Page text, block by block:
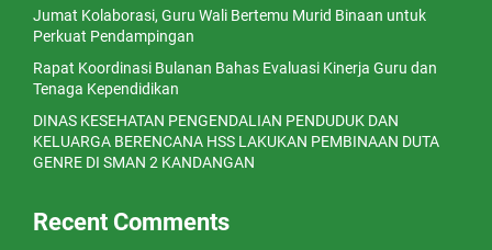
Jumat Kolaborasi, Guru Wali Bertemu Murid Binaan untuk
Perkuat Pendampingan
Rapat Koordinasi Bulanan Bahas Evaluasi Kinerja Guru dan
Tenaga Kependidikan
DINAS KESEHATAN PENGENDALIAN PENDUDUK DAN
KELUARGA BERENCANA HSS LAKUKAN PEMBINAAN DUTA
GENRE DI SMAN 2 KANDANGAN
Recent Comments